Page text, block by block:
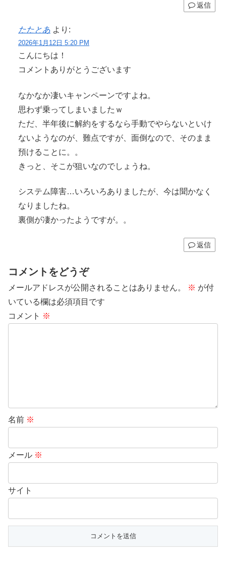
返信
たたとあ より:
2026年1月12日 5:20 PM
こんにちは！
コメントありがとうございます
なかなか凄いキャンペーンですよね。
思わず乗ってしまいましたｗ
ただ、半年後に解約をするなら手動でやらないといけ
ないようなのが、難点ですが、面倒なので、そのまま
預けることに。。
きっと、そこが狙いなのでしょうね。
システム障害…いろいろありましたが、今は聞かなく
なりましたね。
裏側が凄かったようですが。。
返信
コメントをどうぞ
メールアドレスが公開されることはありません。 ※ が付
いている欄は必須項目です
コメント ※
名前 ※
メール ※
サイト